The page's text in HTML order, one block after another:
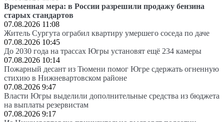
Временная мера: в России разрешили продажу бензина
старых стандартов
07.08.2026 11:08
Житель Сургута ограбил квартиру умершего соседа по даче
07.08.2026 10:45
До 2030 года на трассах Югры установят ещё 234 камеры
07.08.2026 10:14
Пожарный десант из Тюмени помог Югре сдержать огненную
стихию в Нижневартовском районе
07.08.2026 9:47
Власти Югры выделили дополнительные средства из бюджета
на выплаты резервистам
07.08.2026 9:17